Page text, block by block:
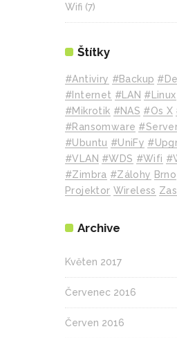
Wifi (7)
Štítky
#Antiviry #backup
#internet #LAN #Linux
#mikrotik #NAS #Os X
#Ransomware
#Ubuntu #UniFy
#VLAN #WDS #wifi
#Zimbra #zálohy Brno
Projektor Wireless
Archive
Květen 2017
Červenec 2016
Červen 2016